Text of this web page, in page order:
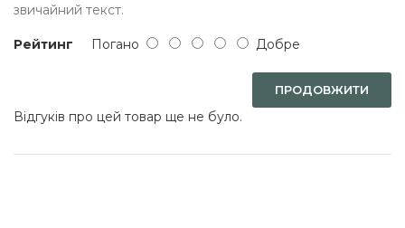
звичайний текст.
Рейтинг Погано Добре
ПРОДОВЖИТИ
Відгуків про цей товар ще не було.